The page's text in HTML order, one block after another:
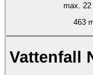
max. 22
463
Vattenfall